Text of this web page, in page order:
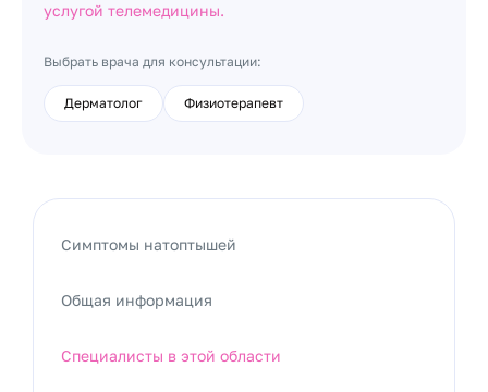
услугой телемедицины.
Выбрать врача для консультации:
Дерматолог Физиотерапевт
Симптомы натоптышей
Общая информация
Специалисты в этой области